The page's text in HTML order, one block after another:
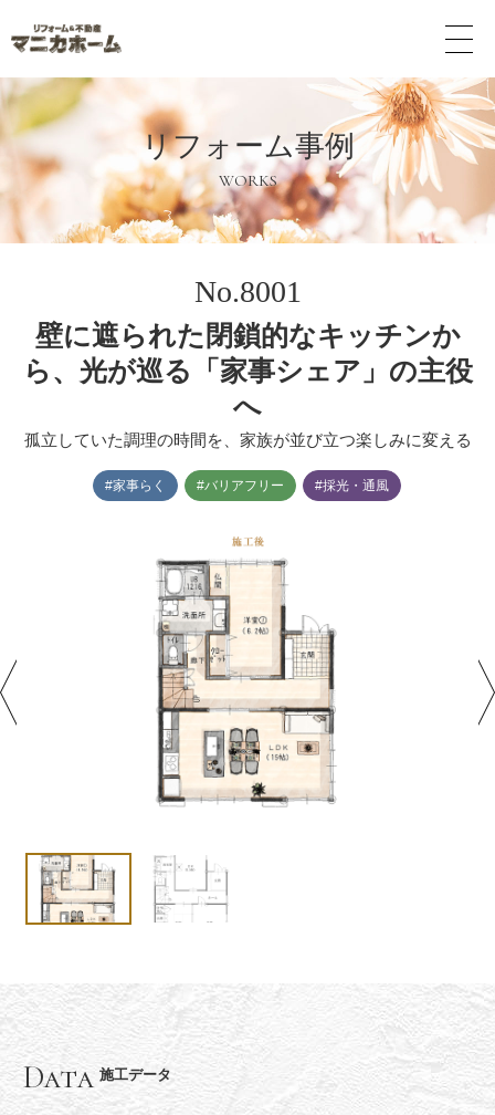
メ
ュ
ー
ボ
タ
ン
リフォーム事例
WORKS
No.8001
壁に遮られた閉鎖的なキッチンか
ら、光が巡る「家事シェア」の主役
へ
孤立していた調理の時間を、家族が並び立つ楽しみに変える
#家事らく #バリアフリー #採光・通風
Data 施工データ